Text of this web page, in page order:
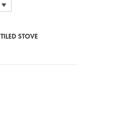
TILED STOVE